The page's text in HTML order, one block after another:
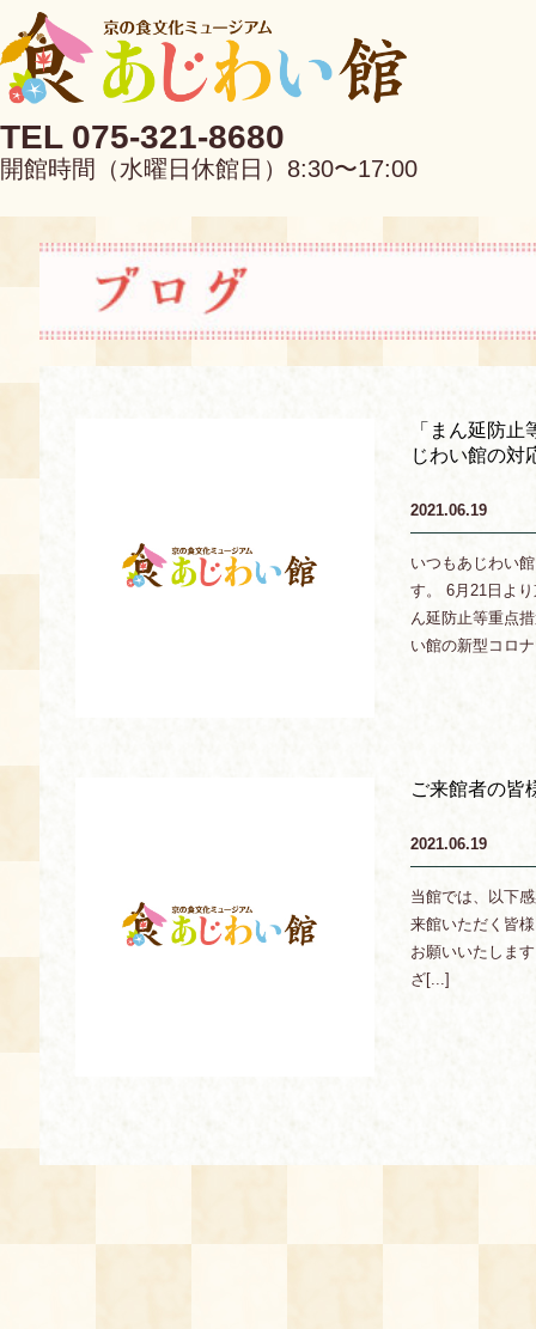
TEL 075-321-8680
開館時間（水曜日休館日）8:30〜17:00
EN 中文
あじわい館とは
キャンセル・ご変更
食の海援隊・陸援隊 会員限定
展示室のご紹介
レンタル
食の語り部の部屋
「まん延防
じわい館の対
2021.06.19
いつもあじわい
す。 6月21日よ
ん延防止等重点
い館の新型コロ
ご来館者の皆
2021.06.19
当館では、以下
来館いただく皆
お願いいたしま
ざ[...]